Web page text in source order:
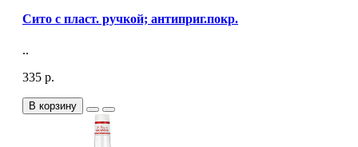
Сито с пласт. ручкой; антиприг.покр.
..
335 р.
В корзину